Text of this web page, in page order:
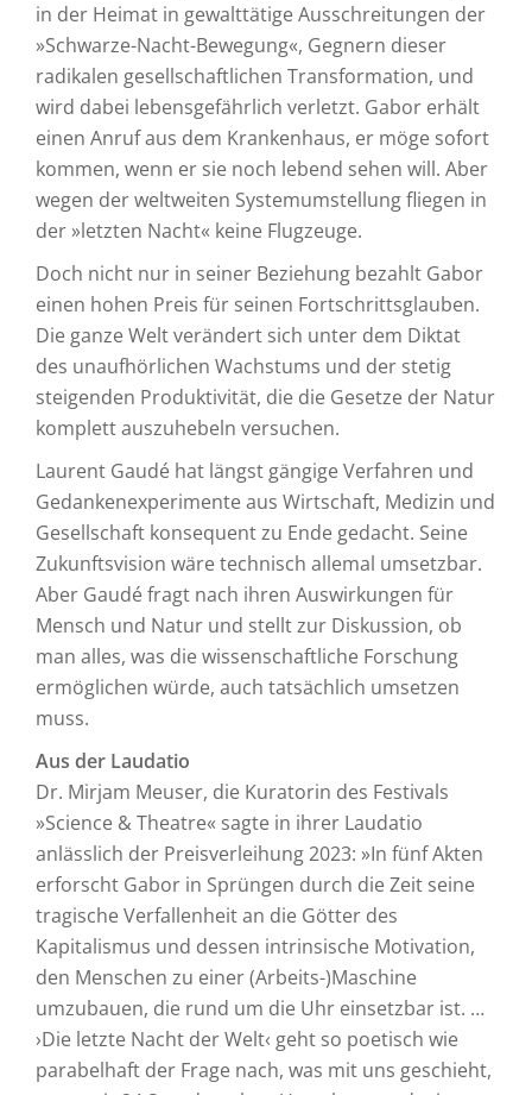
in der Heimat in gewalttätige Ausschreitungen der
»Schwarze-Nacht-Bewegung«, Gegnern dieser
radikalen gesellschaftlichen Transformation, und
wird dabei lebensgefährlich verletzt. Gabor erhält
einen Anruf aus dem Krankenhaus, er möge sofort
kommen, wenn er sie noch lebend sehen will. Aber
wegen der weltweiten Systemumstellung fliegen in
der »letzten Nacht« keine Flugzeuge.
Doch nicht nur in seiner Beziehung bezahlt Gabor
einen hohen Preis für seinen Fortschrittsglauben.
Die ganze Welt verändert sich unter dem Diktat
des unaufhörlichen Wachstums und der stetig
steigenden Produktivität, die die Gesetze der Natur
komplett auszuhebeln versuchen.
Laurent Gaudé hat längst gängige Verfahren und
Gedankenexperimente aus Wirtschaft, Medizin und
Gesellschaft konsequent zu Ende gedacht. Seine
Zukunftsvision wäre technisch allemal umsetzbar.
Aber Gaudé fragt nach ihren Auswirkungen für
Mensch und Natur und stellt zur Diskussion, ob
man alles, was die wissenschaftliche Forschung
ermöglichen würde, auch tatsächlich umsetzen
muss.
Aus der Laudatio
Dr. Mirjam Meuser, die Kuratorin des Festivals
»Science & Theatre« sagte in ihrer Laudatio
anlässlich der Preisverleihung 2023: »In fünf Akten
erforscht Gabor in Sprüngen durch die Zeit seine
tragische Verfallenheit an die Götter des
Kapitalismus und dessen intrinsische Motivation,
den Menschen zu einer (Arbeits-)Maschine
umzubauen, die rund um die Uhr einsetzbar ist. …
›Die letzte Nacht der Welt‹ geht so poetisch wie
parabelhaft der Frage nach, was mit uns geschieht,